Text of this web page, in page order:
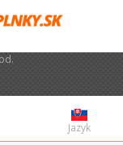
Jazyk